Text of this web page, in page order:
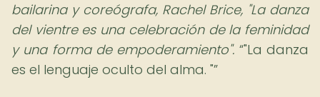
bailarina y coreógrafa, Rachel Brice, "La danza
del vientre es una celebración de la feminidad
y una forma de empoderamiento". "La danza
es el lenguaje oculto del alma. "